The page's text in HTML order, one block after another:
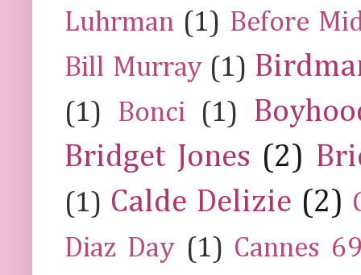
Luhrman (1) Before
Bill Murray (1)
(1) Bonci (1)
Bridget Jones (2)
(1) Calde Delizie (2)
Diaz Day (1) Cannes